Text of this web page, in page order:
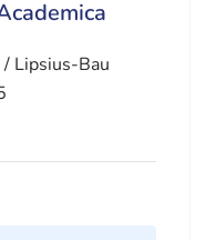
Lipsius-Bau